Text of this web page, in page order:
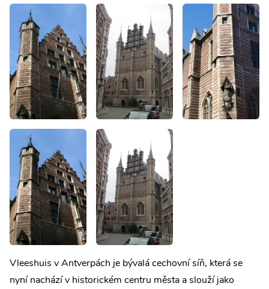
Vleeshuis v Antverpách je bývalá cechovní síň, která se
nyní nachází v historickém centru města a slouží jako